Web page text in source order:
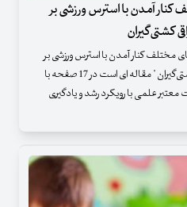
کنار آمدن با استرس ورزشی بر
کشتی‌گیران
مختلف کنار آمدن با استرس ورزشی بر
منابع استرس حاد و کورتیزول بزاقی کشتی‌گیران " مقاله ای است در 17 صفحه با
علمی با رویکرد رشد و یادگیری